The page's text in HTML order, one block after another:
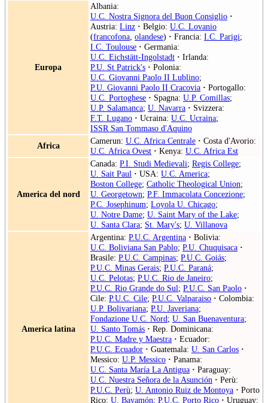
Europa
Albania:
U.C. Nostra Signora del Buon Consiglio ·
Austria: Linz · Belgio: U.C. Lovanio
(francofona olandese) · Francia: I.C. Parigi;
I.C. Toulouse · Germania:
U.C. Eichstätt-Ingolstadt · Irlanda:
P.U. St Patrick's · Polonia:
U.C. Giovanni Paolo II Lublino;
P.U. Giovanni Paolo II Cracovia · Portogallo:
U.C. Portoghese · Spagna: U.P. Comillas;
U.P. Salamanca; U. Navarra · Svizzera:
F.T. Lugano · Ucraina: U.C. Ucraina;
ISSR San Tommaso d'Aquino
Africa
Camerun: U.C. Africa Centrale · Costa d'Avorio:
U.C. Africa Ovest · Kenya: U.C. Africa Est
America del nord
Canada: P.I. Studi Medievali; Regis College;
U. Sait Paul · USA: U.C. America;
Boston College; Catholic Theological Union;
U. Georgetown; P.F. Immacolata Concezione;
P.C. Josephinum; Loyola U. Chicago;
U. Notre Dame; U. Saint Mary of the Lake;
U. Santa Clara; St. Mary's; U. Villanova
America latina
Argentina: P.U.C. Argentina · Bolivia:
U.C. Boliviana San Pablo; P.U. Chuquisaca ·
Brasile: P.U.C. Campinas; P.U.C. Goiás;
P.U.C. Minas Gerais; P.U.C. Paraná;
U.C. Pelotas; P.U.C. Rio de Janeiro;
P.U.C. Rio Grande do Sul; P.U.C. San Paolo ·
Cile: P.U.C. Cile; P.U.C. Valparaiso · Colombia:
U.P. Bolivariana; P.U. Javeriana;
Fondazione U.C. Nord; U. San Buenaventura;
U. Santo Tomás · Rep. Dominicana:
P.U.C. Madre y Maestra · Ecuador:
P.U.C. Ecuador · Guatemala: U. San Carlos ·
Messico: U.P. Messico · Panama:
U.C. Santa María La Antigua · Paraguay:
U.C. Nuestra Señora de la Asunción · Perù:
P.U.C. Perù; U. Antonio Ruiz de Montoya · Porto
Rico: U. Bayamón; P.U.C. Porto Rico · Uruguay: